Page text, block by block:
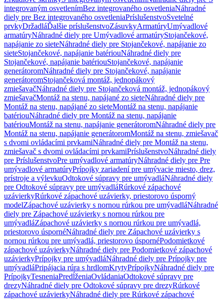
integrovaným osvetlenímBez integrovaného osvetleniaNáhradné
diely pre Bez integrovaného osvetleniaPríslušenstvoSvetelné
prvkyDržadláĎalšie príslušenstvoZásuvkyArmatúryUmývadlové
armatúryNáhradné diely pre Umývadlové armatúryStojančekové,
napájanie zo sieteNáhradné diely pre Stojančekové, napájanie zo
sieteStojančekové, napájanie batériouNáhradné diely pre
Stojančekové, napájanie batériouStojančekové, napájanie
generátoromNáhradné diely pre Stojančekové, napájanie
generátoromStojančeková montáž, jednopákový
zmiešavačNáhradné diely pre Stojančeková montáž, jednopákový
zmiešavačMontáž na stenu, napájané zo sieteNáhradné diely pre
Montáž na stenu, napájané zo sieteMontáž na stenu, napájanie
batériouNáhradné diely pre Montáž na stenu, napájanie
batériouMontáž na stenu, napájanie generátoromNáhradné diely pre
Montáž na stenu, napájanie generátoromMontáž na stenu, zmiešavač
s dvomi ovládacími prvkamiNáhradné diely pre Montáž na stenu,
zmiešavač s dvomi ovládacími prvkamiPríslušenstvoNáhradné diely
pre PríslušenstvoPre umývadlové armatúryNáhradné diely pre Pre
umývadlové armatúryPrípojky zariadení pre umývacie miesto, drez,
prístroje a výlevkuOdtokové súpravy pre umývadláNáhradné diely
pre Odtokové súpravy pre umývadláRúrkové zápachové
uzávierkyRúrkové zápachové uzávierky, priestorovo úsporný
modelZápachové uzávierky s nornou rúrkou pre umývadláNáhradné
diely pre Zápachové uzávierky s nornou rúrkou pre
umývadláZápachové uzávierky s nornou rúrkou pre umývadlá,
priestorovo úspornéNáhradné diely pre Zápachové uzávierky s
nornou rúrkou pre umývadlá, priestorovo úspornéPodomietkové
zápachové uzávierkyNáhradné diely pre Podomietkové zápachové
uzávierkyPrípojky pre umývadláNáhradné diely pre Prípojky pre
umývadláPripájacia rúra s hrdlomKrytyPrípojkyNáhradné diely pre
PrípojkyTesneniaPredĺženiaOvládaniaOdtokové súpravy pre
drezyNáhradné diely pre Odtokové súpravy pre drezyRúrkové
zápachové uzávierkyNáhradné diely pre Rúrkové zápachové